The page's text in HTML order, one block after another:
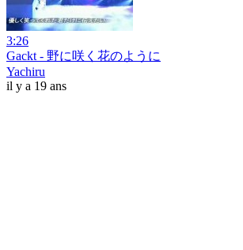
3:26
Gackt - 野に咲く花のように
Yachiru
il y a 19 ans